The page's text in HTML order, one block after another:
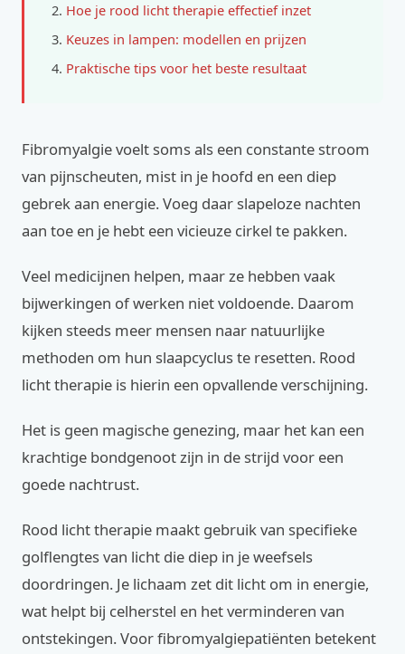
Hoe je rood licht therapie effectief inzet
Keuzes in lampen: modellen en prijzen
Praktische tips voor het beste resultaat
Fibromyalgie voelt soms als een constante stroom
van pijnscheuten, mist in je hoofd en een diep
gebrek aan energie. Voeg daar slapeloze nachten
aan toe en je hebt een vicieuze cirkel te pakken.
Veel medicijnen helpen, maar ze hebben vaak
bijwerkingen of werken niet voldoende. Daarom
kijken steeds meer mensen naar natuurlijke
methoden om hun slaapcyclus te resetten. Rood
licht therapie is hierin een opvallende verschijning.
Het is geen magische genezing, maar het kan een
krachtige bondgenoot zijn in de strijd voor een
goede nachtrust.
Rood licht therapie maakt gebruik van specifieke
golflengtes van licht die diep in je weefsels
doordringen. Je lichaam zet dit licht om in energie,
wat helpt bij celherstel en het verminderen van
ontstekingen. Voor fibromyalgiepatiënten betekent